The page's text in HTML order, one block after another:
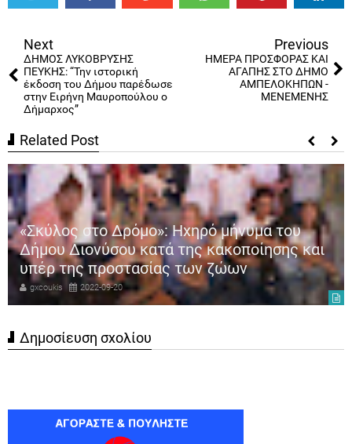
Next
ΔΗΜΟΣ ΛΥΚΟΒΡΥΣΗΣ
ΠΕΥΚΗΣ: “Την ιστορική
έκδοση του Δήμου παρέδωσε
στην Ειρήνη Μαυροπούλου ο
Δήμαρχος”
Previous
ΗΜΕΡΑ ΠΡΟΣΦΟΡΑΣ ΚΑΙ
ΑΓΑΠΗΣ ΣΤΟ ΔΗΜΟ
ΑΜΠΕΛΟΚΗΠΩΝ -
ΜΕΝΕΜΕΝΗΣ
Related Post
«Σκύλος στο Δρόμο»: Ηχηρό μήνυμα του
Δήμου Διονύσου κατά της κακοποίησης και
υπέρ της προστασίας των ζώων
gxcoukis 2022-09-20
Δημοσίευση σχολίου